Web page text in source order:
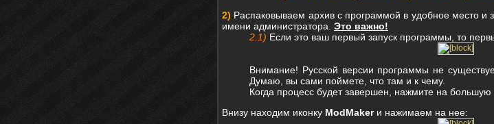
2) Распаковываем архив с программой в удобное место и
имени администратора. Это важно!
2.1) Если это ваш первый запуск программы, то
Внимание! Русской версии программы не
Думаю, вы сами поймете, что там и к чему.
Когда процесс будет завершен, нажмите на
Внизу находим иконку ModMakerи нажимаем на нее: